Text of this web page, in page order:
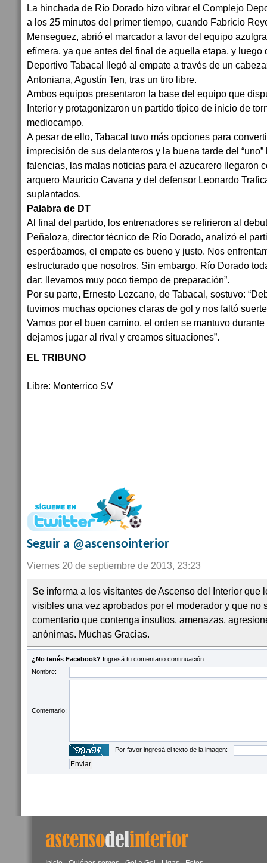
La hinchada de Río Dorado hizo vibrar el Complejo
a los 25 minutos del primer tiempo, cuando Fabricio
Menseguez, abrió el marcador a favor del equipo
efímera, ya que antes del final de aquella etapa, y luego
Deportivo Tabacal llegó al empate a través de un
Antoniana, Agustín Ten, tras un tiro libre.
Ambos equipos presentaron la base del equipo que
Interior y protagonizaron un partido típico de inicio de
mediocampo.
A pesar de ello, Tabacal tuvo más opciones para
imprecisión de sus delanteros y la buena tarde del
falencias, las malas noticias para el azucarero llegaron
arquero Mauricio Cavana y del defensor Leonardo
suplantados.
Palabra de DT
Al final del partido, los entrenadores se refirieron al
Peñaloza, director técnico de Río Dorado, analizó el
esperábamos, el empate es bueno y justo. Nos
estructurado que nosotros. Sin embargo, Río Dorado
dar: llevamos muy poco tiempo de preparación”.
Por su parte, Ernesto Lezcano, de Tabacal, sostuvo:
tuvimos muchas opciones claras de gol y nos faltó
Vamos por el buen camino, el orden se mantuvo
dejamos jugar al rival y creamos situaciones”.
EL TRIBUNO
Libre: Monterrico SV
Seguir a @ascensointerior
Viernes 20 de septiembre de 2013, 23:23
Se informa a los visitantes de Ascenso del Interior que
visibles una vez aprobados por el moderador y que no
comentario que contenga insultos, amenazas,
anónimas. Muchas Gracias.
¿No tenés Facebook? Ingresá tu comentario continuación:
Nombre:
Comentario:
Por favor ingresá el texto de la imagen: